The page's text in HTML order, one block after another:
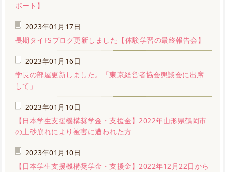
ポート】
2023年01月17日
長期タイFSブログ更新しました【体験学習の最終報告会】
2023年01月16日
学長の部屋更新しました。「東京経営者協会懇談会に出席
して」
2023年01月10日
【日本学生支援機構奨学金・支援金】2022年山形県鶴岡市
の土砂崩れにより被害に遭われた方
2023年01月10日
【日本学生支援機構奨学金・支援金】2022年12月22日から